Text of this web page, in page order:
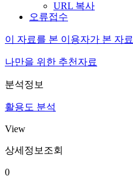
URL 복사
오류접수
이 자료를 본 이용자가 본 자료
나만을 위한 추천자료
분석정보
활용도 분석
View
상세정보조회
0